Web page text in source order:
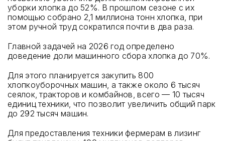
уборки хлопка до 52%. В прошлом сезоне с их
помощью собрано 2,1 миллиона тонн хлопка, при
этом ручной труд сократился почти в два раза.
Главной задачей на 2026 год определено
доведение доли машинного сбора хлопка до 70%.
Для этого планируется закупить 800
хлопкоуборочных машин, а также около 6 тысяч
сеялок, тракторов и комбайнов, всего — 10 тысяч
единиц техники, что позволит увеличить общий парк
до 292 тысяч машин.
Для предоставления техники фермерам в лизинг